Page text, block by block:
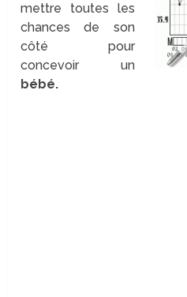
mettre toutes les
chances de son
côté pour
concevoir un
bébé.